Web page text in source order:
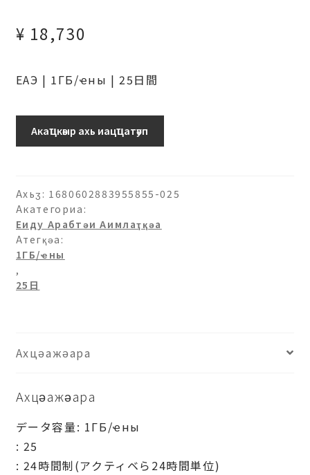
¥ 18,730
ЕАЭ | 1ГБ/ҽны | 25日間
日-25
Акаҵкәыр ахь иацҵатәуп
Ахьӡ: 1680602883955855-025
Акатегориа:
Еиду Арабтәи Аимлаҭқәа
Атегқәа:
1ГБ/ҽны
,
25日
Ахцәажәара
Ахцәажәара
データ容量: 1ГБ/ҽны
: 25
: 24時間制(アクティベら24時間単位)